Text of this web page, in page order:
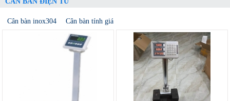
Cân bàn inox304 Cân bàn tính giá